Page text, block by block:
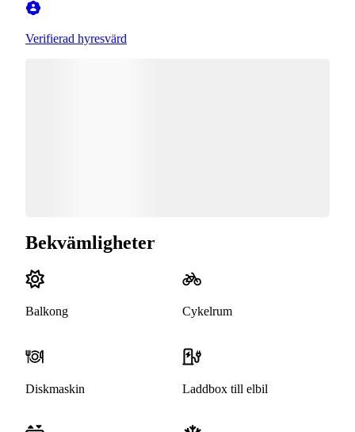
Verifierad hyresvärd
Bekvämligheter
Balkong Cykelrum
Diskmaskin Laddbox till elbil